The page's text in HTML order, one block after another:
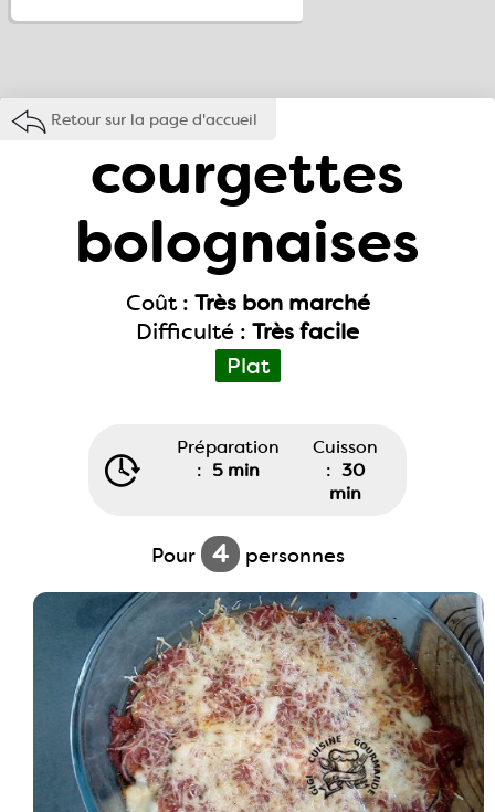
Retour sur la page d'accueil
courgettes
bolognaises
Coût : Très bon marché
Difficulté : Très facile
Plat
Préparation
: 5 min
Cuisson
: 30
min
Pour 4 personnes